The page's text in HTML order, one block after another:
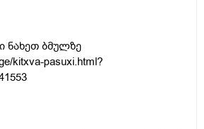
ნახეთ ბმულზე
kitxva-pasuxi.html?